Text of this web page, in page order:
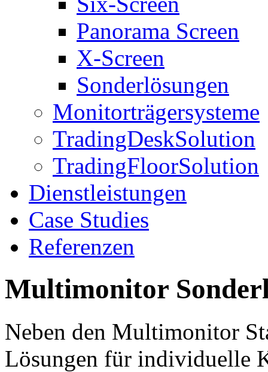
Panorama Screen
X-Screen
Sonderlösungen
Monitorträgersysteme
TradingDeskSolution
TradingFloorSolution
Dienstleistungen
Case Studies
Referenzen
Multimonitor
Neben den Multimonitor
Lösungen für individuelle